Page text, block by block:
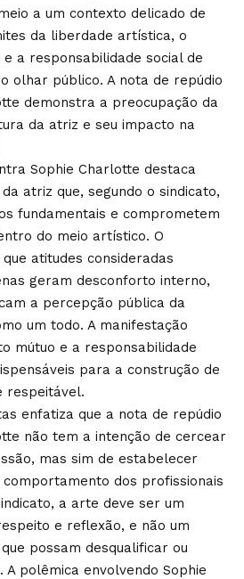
a um contexto delicado de
da liberdade artística, o
a responsabilidade social de
olhar público. A nota de repúdio
demonstra a preocupação da
da atriz e seu impacto na
Sophie Charlotte destaca
atriz que, segundo o sindicato,
fundamentais e comprometem
do meio artístico. O
atitudes consideradas
geram desconforto interno,
a percepção pública da
um todo. A manifestação
mútuo e a responsabilidade
para a construção de
respeitável.
enfatiza que a nota de repúdio
não tem a intenção de cercear
mas sim de estabelecer
dos profissionais
a arte deve ser um
e reflexão, e não um
possam desqualificar ou
polêmica envolvendo Sophie